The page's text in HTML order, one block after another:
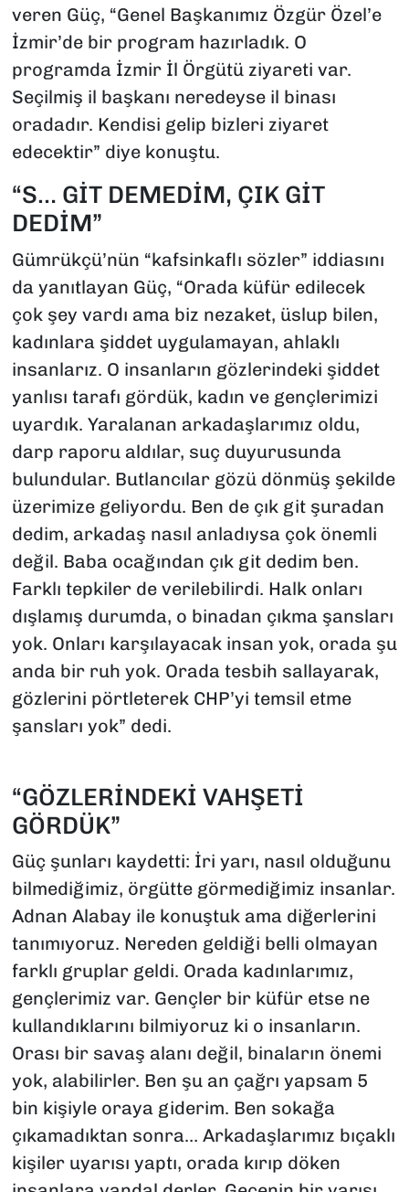
veren Güç, “Genel Başkanımız Özgür Özel’e
İzmir’de bir program hazırladık. O
programda İzmir İl Örgütü ziyareti var.
Seçilmiş il başkanı neredeyse il binası
oradadır. Kendisi gelip bizleri ziyaret
edecektir” diye konuştu.
“S… GİT DEMEDİM, ÇIK GİT
DEDİM”
Gümrükçü’nün “kafsinkaflı sözler” iddiasını
da yanıtlayan Güç, “Orada küfür edilecek
çok şey vardı ama biz nezaket, üslup bilen,
kadınlara şiddet uygulamayan, ahlaklı
insanlarız. O insanların gözlerindeki şiddet
yanlısı tarafı gördük, kadın ve gençlerimizi
uyardık. Yaralanan arkadaşlarımız oldu,
darp raporu aldılar, suç duyurusunda
bulundular. Butlancılar gözü dönmüş şekilde
üzerimize geliyordu. Ben de çık git şuradan
dedim, arkadaş nasıl anladıysa çok önemli
değil. Baba ocağından çık git dedim ben.
Farklı tepkiler de verilebilirdi. Halk onları
dışlamış durumda, o binadan çıkma şansları
yok. Onları karşılayacak insan yok, orada şu
anda bir ruh yok. Orada tesbih sallayarak,
gözlerini pörtleterek CHP’yi temsil etme
şansları yok” dedi.
“GÖZLERİNDEKİ VAHŞETİ
GÖRDÜK”
Güç şunları kaydetti: İri yarı, nasıl olduğunu
bilmediğimiz, örgütte görmediğimiz insanlar.
Adnan Alabay ile konuştuk ama diğerlerini
tanımıyoruz. Nereden geldiği belli olmayan
farklı gruplar geldi. Orada kadınlarımız,
gençlerimiz var. Gençler bir küfür etse ne
kullandıklarını bilmiyoruz ki o insanların.
Orası bir savaş alanı değil, binaların önemi
yok, alabilirler. Ben şu an çağrı yapsam 5
bin kişiyle oraya giderim. Ben sokağa
çıkamadıktan sonra… Arkadaşlarımız bıçaklı
kişiler uyarısı yaptı, orada kırıp döken